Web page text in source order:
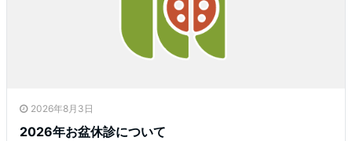
2026年8月3日
2026年お盆休診について